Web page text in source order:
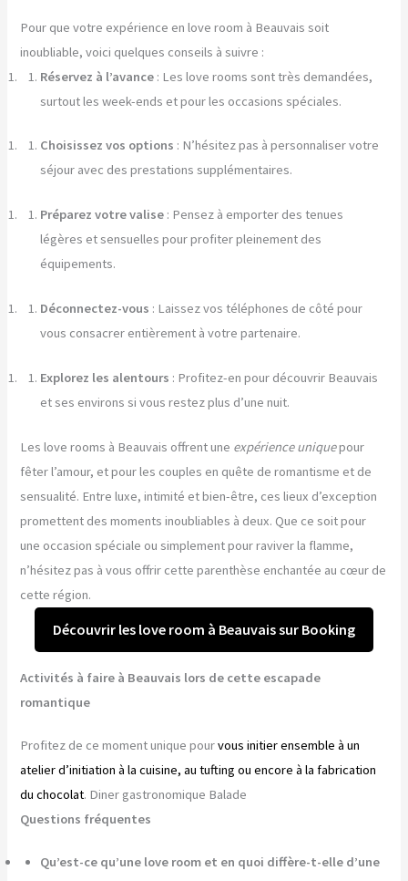
Pour que votre expérience en love room à Beauvais soit
inoubliable, voici quelques conseils à suivre :
Réservez à l’avance : Les love rooms sont très demandées,
surtout les week-ends et pour les occasions spéciales.
Choisissez vos options : N’hésitez pas à personnaliser votre
séjour avec des prestations supplémentaires.
Préparez votre valise : Pensez à emporter des tenues
légères et sensuelles pour profiter pleinement des
équipements.
Déconnectez-vous : Laissez vos téléphones de côté pour
vous consacrer entièrement à votre partenaire.
Explorez les alentours : Profitez-en pour découvrir Beauvais
et ses environs si vous restez plus d’une nuit.
Les love rooms à Beauvais offrent une expérience uniquepour
fêter l’amour, et pour les couples en quête de romantisme et de
sensualité. Entre luxe, intimité et bien-être, ces lieux d’exception
promettent des moments inoubliables à deux. Que ce soit pour
une occasion spéciale ou simplement pour raviver la flamme,
n’hésitez pas à vous offrir cette parenthèse enchantée au cœur de
cette région.
Découvrir les love room à Beauvais sur Booking
Activités à faire à Beauvais lors de cette escapade
romantique
Profitez de ce moment unique pourvous initier ensemble à un
atelier d’initiation à la cuisine, au tufting ou encore à la fabrication
du chocolat. Diner gastronomique Balade
Questions fréquentes
Qu’est-ce qu’une love room et en quoi diffère-t-elle d’une